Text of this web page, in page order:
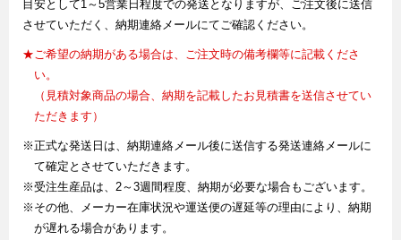
目安として1～5営業日程度での発送となりますが、ご注文後に送信
させていただく、納期連絡メールにてご確認ください。
★ご希望の納期がある場合は、ご注文時の備考欄等に記載くださ
い。
（見積対象商品の場合、納期を記載したお見積書を送信させてい
ただきます）
※正式な発送日は、納期連絡メール後に送信する発送連絡メールに
て確定とさせていただきます。
※受注生産品は、2～3週間程度、納期が必要な場合もございます。
※その他、メーカー在庫状況や運送便の遅延等の理由により、納期
が遅れる場合があります。